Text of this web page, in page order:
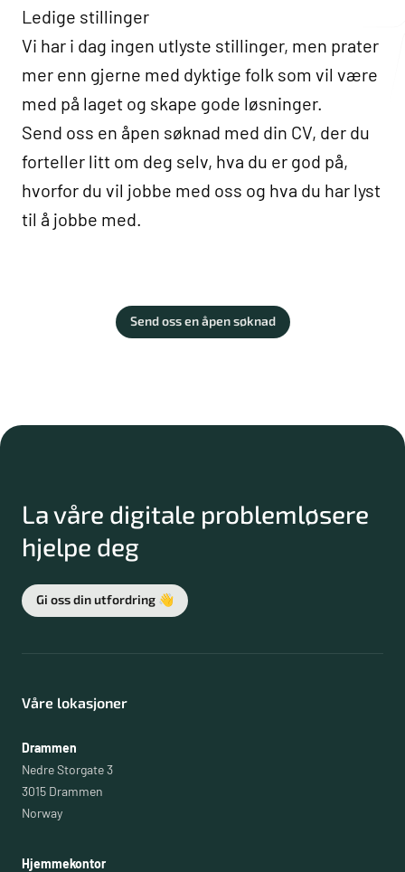
Norway
Skrivedbordet med den beste utsikten
Nær kaffetrakteren
Terra Tellus
Andre kanaler
Ledige stillinger
Vi har i dag ingen utlyste stillinger, men prater
mer enn gjerne med dyktige folk som vil være
med på laget og skape gode løsninger.
Send oss en åpen søknad med din CV, der du
forteller litt om deg selv, hva du er god på,
hvorfor du vil jobbe med oss og hva du har lyst
til å jobbe med.
Send oss en åpen søknad
La våre digitale problemløsere
hjelpe deg
Gi oss din utfordring 👋
Våre lokasjoner
Drammen
Nedre Storgate 3
3015 Drammen
Norway
Hjemmekontor